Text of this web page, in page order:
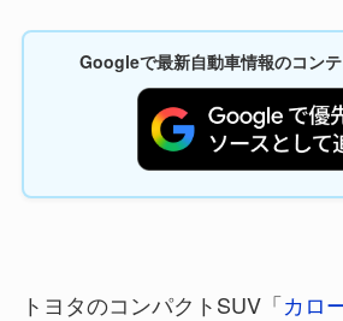
Googleで最新自動車情報のコン
トヨタのコンパクトSUV「カロ